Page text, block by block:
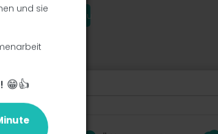
die Ausrüstung hinzu
und sie
😁👍